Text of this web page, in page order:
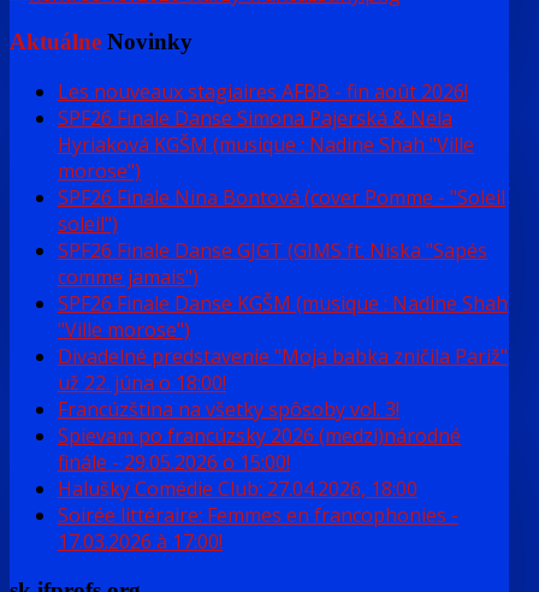
Aktuálne Novinky
Les nouveaux stagiaires AFBB - fin août 2026!
SPF26 Finale Danse Simona Pajerská & Nela
Hyriaková KGŠM (musique : Nadine Shah "Ville
morose")
SPF26 Finale Nina Bontová (cover Pomme - "Soleil
soleil")
SPF26 Finale Danse GJGT (GIMS ft. Niska "Sapés
comme jamais")
SPF26 Finale Danse KGŠM (musique : Nadine Shah
"Ville morose")
Divadelné predstavenie "Moja babka zničila Pariž"
už 22. júna o 18:00!
Francúzština na všetky spôsoby vol. 3!
Spievam po francúzsky 2026 (medzi)národné
finále - 29.05.2026 o 15:00!
Halušky Comédie Club: 27.04.2026, 18:00
Soirée littéraire: Femmes en francophonies -
17.03.2026 à 17:00!